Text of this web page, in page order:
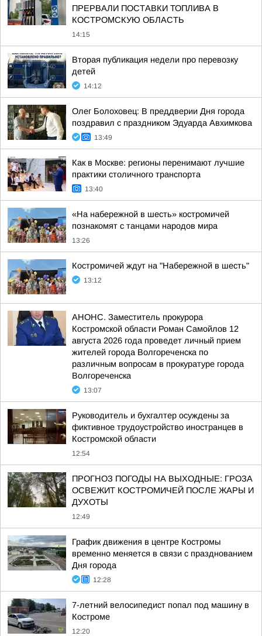
ПРЕРВАЛИ ПОСТАВКИ ТОПЛИВА В
КОСТРОМСКУЮ ОБЛАСТЬ
14:15
Вторая публикация недели про перевозку
детей
14:12
Олег Болоховец: В преддверии Дня города
поздравил с праздником Эдуарда Авхимкова
13:49
Как в Москве: регионы перенимают лучшие
практики столичного транспорта
13:40
«На набережной в шесть» костромичей
познакомят с танцами народов мира
13:26
Костромичей ждут на "Набережной в шесть"
13:12
АНОНС. Заместитель прокурора
Костромской области Роман Самойлов 12
августа 2026 года проведет личный прием
жителей города Волгореченска по
различным вопросам в прокуратуре города
Волгореченска
13:07
Руководитель и бухгалтер осуждены за
фиктивное трудоустройство иностранцев в
Костромской области
12:54
ПРОГНОЗ ПОГОДЫ НА ВЫХОДНЫЕ: ГРОЗА
ОСВЕЖИТ КОСТРОМИЧЕЙ ПОСЛЕ ЖАРЫ И
ДУХОТЫ
12:49
График движения в центре Костромы
временно меняется в связи с празднованием
Дня города
12:28
7-летний велосипедист попал под машину в
Костроме
12:20